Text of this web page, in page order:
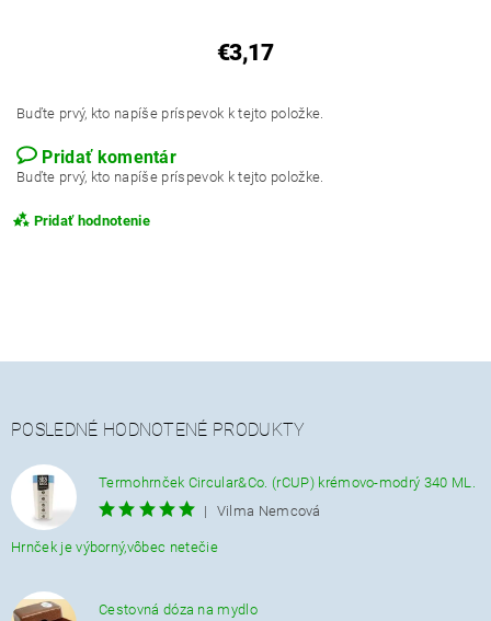
€3,17
Buďte prvý, kto napíše príspevok k tejto položke.
Pridať komentár
Buďte prvý, kto napíše príspevok k tejto položke.
Pridať hodnotenie
POSLEDNÉ HODNOTENÉ PRODUKTY
Termohrnček Circular&Co. (rCUP) krémovo-modrý 340 ML.
|
Vilma Nemcová
Hrnček je výborný,vôbec netečie
Cestovná dóza na mydlo